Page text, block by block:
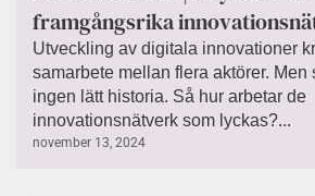
framgångsrika
Utveckling av digitala innovationer
samarbete mellan flera aktörer. Men
ingen lätt historia. Så hur arbetar de
innovationsnätverk som lyckas?...
november 13, 2024